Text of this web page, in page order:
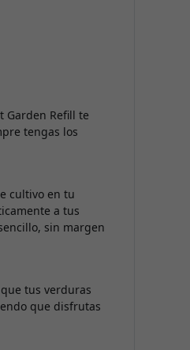
Garden Refill te
tengas los
cultivo en tu
a tus
sin margen
tus verduras
que disfrutas